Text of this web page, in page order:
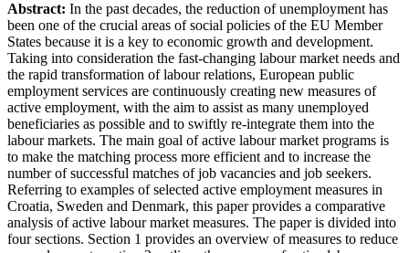
Abstract: In the past decades, the reduction of unemployment has
been one of the crucial areas of social policies of the EU Member
States because it is a key to economic growth and development.
Taking into consideration the fast-changing labour market needs and
the rapid transformation of labour relations, European public
employment services are continuously creating new measures of
active employment, with the aim to assist as many unemployed
beneficiaries as possible and to swiftly re-integrate them into the
labour markets. The main goal of active labour market programs is
to make the matching process more efficient and to increase the
number of successful matches of job vacancies and job seekers.
Referring to examples of selected active employment measures in
Croatia, Sweden and Denmark, this paper provides a comparative
analysis of active labour market measures. The paper is divided into
four sections. Section 1 provides an overview of measures to reduce